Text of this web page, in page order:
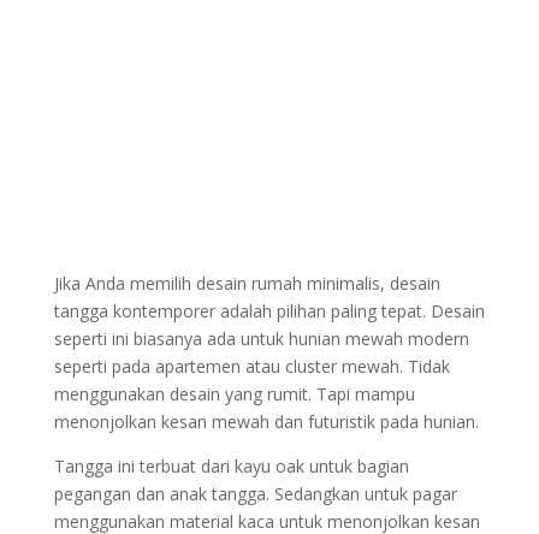
Jika Anda memilih desain rumah minimalis, desain
tangga kontemporer adalah pilihan paling tepat. Desain
seperti ini biasanya ada untuk hunian mewah modern
seperti pada apartemen atau cluster mewah. Tidak
menggunakan desain yang rumit. Tapi mampu
menonjolkan kesan mewah dan futuristik pada hunian.
Tangga ini terbuat dari kayu oak untuk bagian
pegangan dan anak tangga. Sedangkan untuk pagar
menggunakan material kaca untuk menonjolkan kesan